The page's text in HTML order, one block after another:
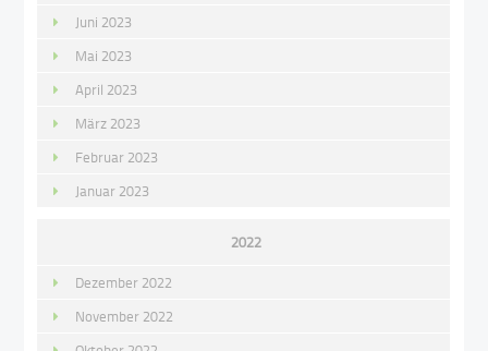
Juni 2023
Mai 2023
April 2023
März 2023
Februar 2023
Januar 2023
2022
Dezember 2022
November 2022